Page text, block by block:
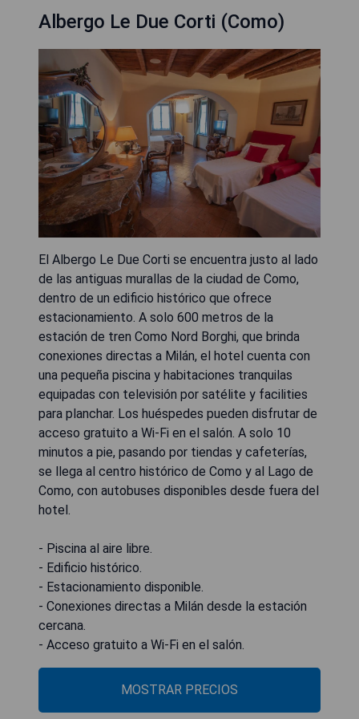
Albergo Le Due Corti (Como)
El Albergo Le Due Corti se encuentra justo al lado
de las antiguas murallas de la ciudad de Como,
dentro de un edificio histórico que ofrece
estacionamiento. A solo 600 metros de la
estación de tren Como Nord Borghi, que brinda
conexiones directas a Milán, el hotel cuenta con
una pequeña piscina y habitaciones tranquilas
equipadas con televisión por satélite y facilities
para planchar. Los huéspedes pueden disfrutar de
acceso gratuito a Wi-Fi en el salón. A solo 10
minutos a pie, pasando por tiendas y cafeterías,
se llega al centro histórico de Como y al Lago de
Como, con autobuses disponibles desde fuera del
hotel.
- Piscina al aire libre.
- Edificio histórico.
- Estacionamiento disponible.
- Conexiones directas a Milán desde la estación
cercana.
- Acceso gratuito a Wi-Fi en el salón.
MOSTRAR PRECIOS